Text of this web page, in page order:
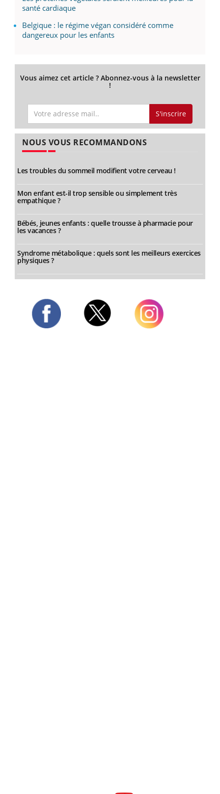
santé cardiaque
Belgique : le régime végan considéré comme
dangereux pour les enfants
Vous aimez cet article ? Abonnez-vous à la newsletter
!
S'inscrire
NOUS VOUS RECOMMANDONS
Les troubles du sommeil modifient votre cerveau !
Mon enfant est-il trop sensible ou simplement très
empathique ?
Bébés, jeunes enfants : quelle trousse à pharmacie pour
les vacances ?
Syndrome métabolique : quels sont les meilleurs exercices
physiques ?